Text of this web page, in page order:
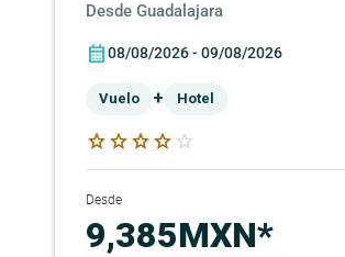
Guadalajara
08/08/2026 - 09/08/2026
Vuelo + Hotel
starstarstarstar star
Desde
9,385MXN*